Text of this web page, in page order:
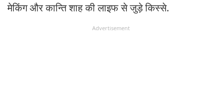
मेकिंग और कान्ति शाह की लाइफ से जुड़े किस्से.
Advertisement